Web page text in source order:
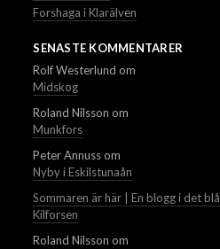
Forshaga i Klarälven
SENASTE KOMMENTARER
Rolf Westerlund om
Midskog
Roland Nilsson om
Munkfors
Peter Annussom
Nyby i Eskilstunaån
Sommaren är här | En blogg i det blå
Kilforsen
Roland Nilsson om